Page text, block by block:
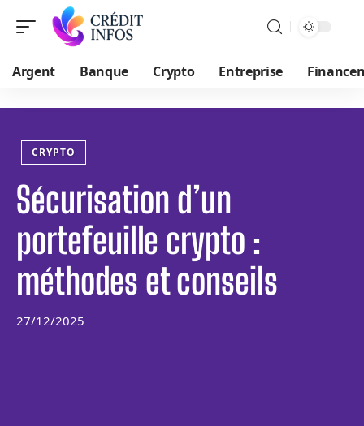
Argent Banque Crypto Entreprise
CRYPTO
Sécurisation d’un
portefeuille crypto :
méthodes et conseils
27/12/2025